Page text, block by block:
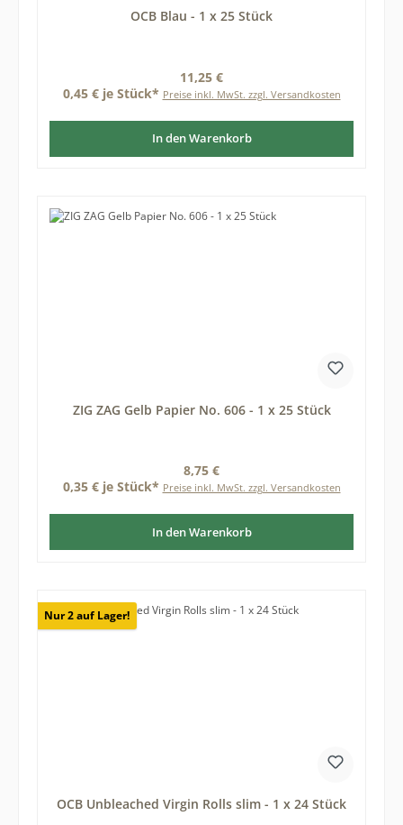
OCB Blau - 1 x 25 Stück
Regulärer Preis:
11,25 €
0,45 € je Stück* Preise inkl. MwSt. zzgl. Versandkosten
In den Warenkorb
ZIG ZAG Gelb Papier No. 606 - 1 x 25 Stück
Regulärer Preis:
8,75 €
0,35 € je Stück* Preise inkl. MwSt. zzgl. Versandkosten
In den Warenkorb
Nur 2 auf Lager!
OCB Unbleached Virgin Rolls slim - 1 x 24 Stück